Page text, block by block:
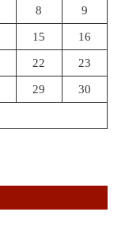
8 9
15 16
22 23
29 30